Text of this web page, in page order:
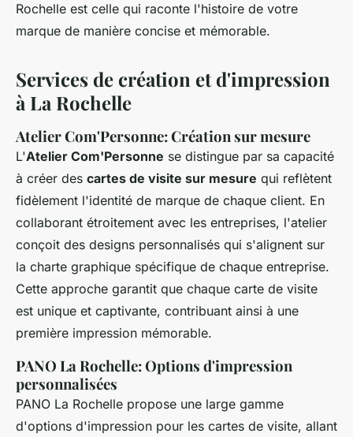
Rochelle est celle qui raconte l'histoire de votre
marque de manière concise et mémorable.
Services de création et d'impression
à La Rochelle
Atelier Com'Personne: Création sur mesure
L'Atelier Com'Personne se distingue par sa capacité
à créer des cartes de visite sur mesure qui reflètent
fidèlement l'identité de marque de chaque client. En
collaborant étroitement avec les entreprises, l'atelier
conçoit des designs personnalisés qui s'alignent sur
la charte graphique spécifique de chaque entreprise.
Cette approche garantit que chaque carte de visite
est unique et captivante, contribuant ainsi à une
première impression mémorable.
PANO La Rochelle: Options d'impression
personnalisées
PANO La Rochelle propose une large gamme
d'options d'impression pour les cartes de visite, allant